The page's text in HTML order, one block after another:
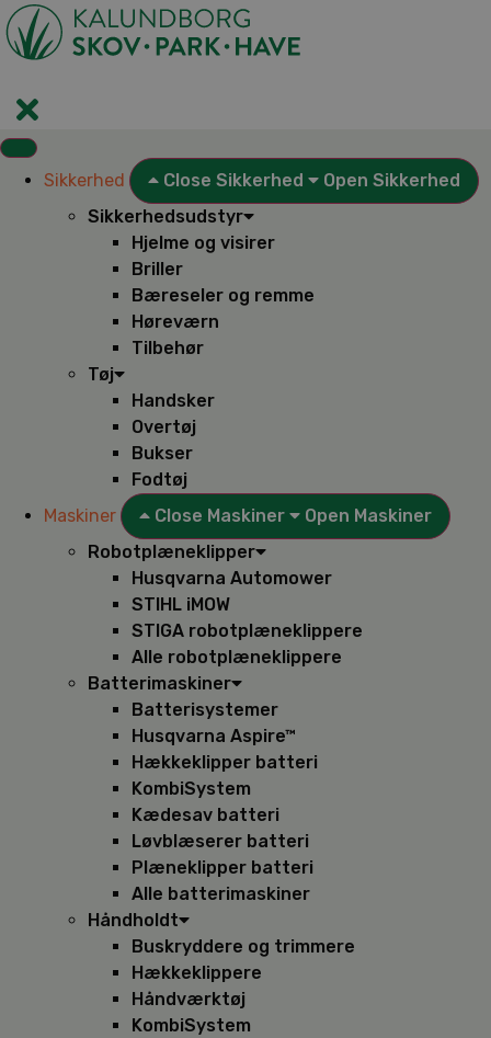
Videre
til
indhold
Sikkerhed Close Sikkerhed
Open Sikkerhed
Sikkerhedsudstyr
Hjelme og visirer
Briller
Bæreseler og remme
Høreværn
Tilbehør
Tøj
Handsker
Overtøj
Bukser
Fodtøj
Maskiner
Close Maskiner
Open Maskiner
Robotplæneklipper
Husqvarna Automower
STIHL iMOW
STIGA robotplæneklippere
Alle robotplæneklippere
Batterimaskiner
Batterisystemer
Husqvarna Aspire™
Hækkeklipper batteri
KombiSystem
Kædesav batteri
Løvblæserer batteri
Plæneklipper batteri
Alle batterimaskiner
Håndholdt
Buskryddere og trimmere
Hækkeklippere
Håndværktøj
KombiSystem